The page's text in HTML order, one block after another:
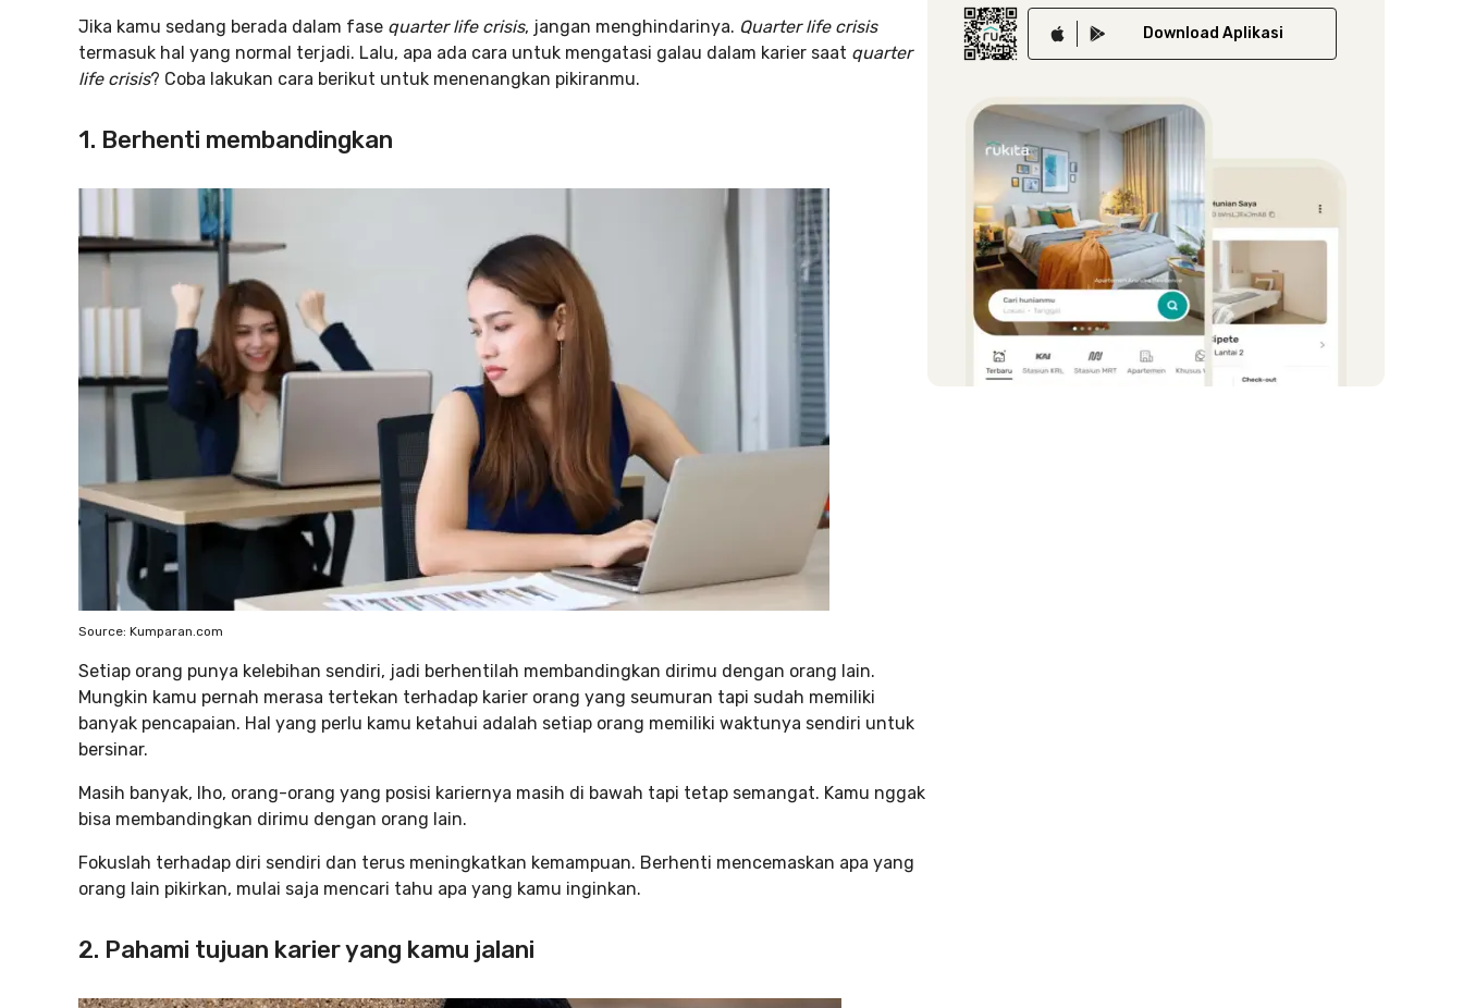
Jika kamu sedang berada dalam fase quarter life crisis, jangan menghindarinya. Quarter life crisis
termasuk hal yang normal terjadi. Lalu, apa ada cara untuk mengatasi galau dalam karier saat quarter
life crisis? Coba lakukan cara berikut untuk menenangkan pikiranmu.
1. Berhenti membandingkan
Source: Kumparan.com
Setiap orang punya kelebihan sendiri, jadi berhentilah membandingkan dirimu dengan orang lain.
Mungkin kamu pernah merasa tertekan terhadap karier orang yang seumuran tapi sudah memiliki
banyak pencapaian. Hal yang perlu kamu ketahui adalah setiap orang memiliki waktunya sendiri untuk
bersinar.
Masih banyak, lho, orang-orang yang posisi kariernya masih di bawah tapi tetap semangat. Kamu nggak
bisa membandingkan dirimu dengan orang lain.
Fokuslah terhadap diri sendiri dan terus meningkatkan kemampuan. Berhenti mencemaskan apa yang
orang lain pikirkan, mulai saja mencari tahu apa yang kamu inginkan.
2. Pahami tujuan karier yang kamu jalani
Download Aplikasi